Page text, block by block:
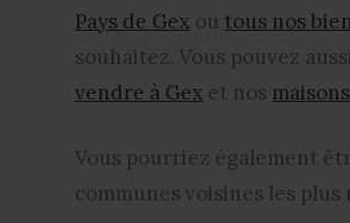
Pays de Gex ou tous nos
souhaitez. Vous pouvez
vendre à Gex et nos
Vous pourriez également
communes voisines les plus